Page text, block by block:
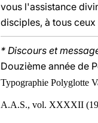
vous l'assistance
disciples, à tous
* Discours et
Douzième année de
Typographie Polyglotte
A.A.S., vol. XXXXII